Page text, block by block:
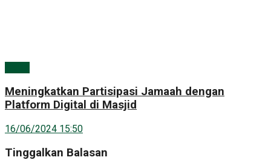
Meningkatkan Partisipasi Jamaah dengan
Platform Digital di Masjid
16/06/2024 15:50
Tinggalkan Balasan